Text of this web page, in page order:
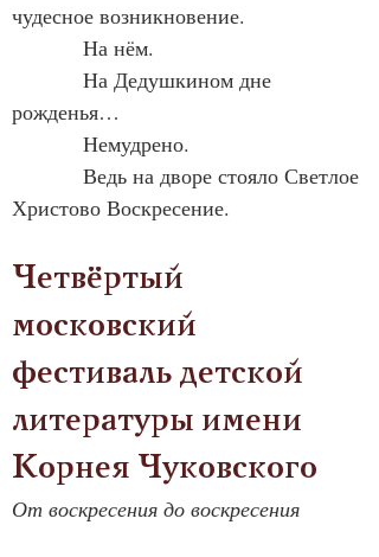
чудесное возникновение.
            На нём.
рожденья…
            Немудрено.
Христово Воскресение.
Четвёртый
московский
фестиваль детской
литературы имени
Корнея Чуковского
От воскресения до воскресения